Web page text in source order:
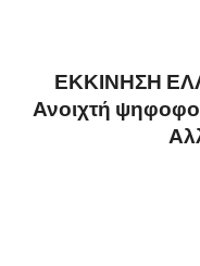
ΕΚΚΙΝΗΣΗ
Ανοιχτή